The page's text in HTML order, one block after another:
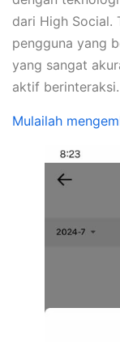
dari High Social.
pengguna yang
yang sangat
aktif berinteraksi.
Mulailah